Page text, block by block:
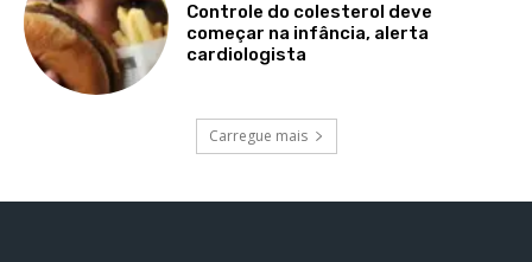
Controle do colesterol deve
começar na infância, alerta
cardiologista
Carregue mais